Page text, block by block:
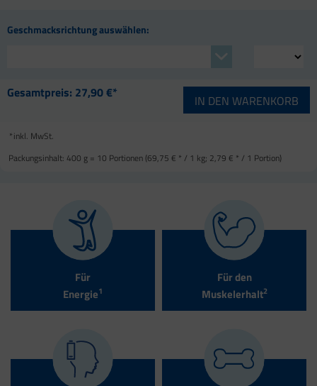
Geschmacksrichtung auswählen:
Gesamtpreis: 27,90 €* IN DEN WARENKORB
*inkl. MwSt.
Packungsinhalt: 400 g = 10 Portionen (69,75 € * / 1 kg; 2,79 € * / 1 Portion)
Für
Energie1
Für den
Muskelerhalt2